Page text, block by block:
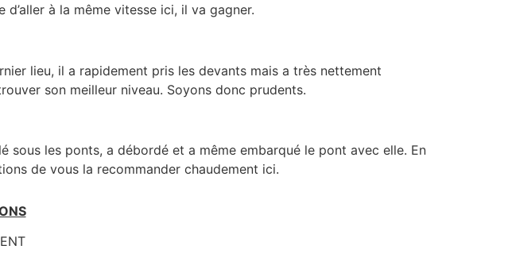
à la même vitesse ici, il va gagner.
lieu, il a rapidement pris les devants mais a très nettement
son meilleur niveau. Soyons donc prudents.
sous les ponts, a débordé et a même embarqué le pont avec elle. En
de vous la recommander chaudement ici.